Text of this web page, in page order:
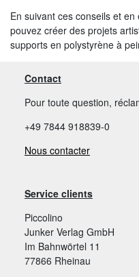
En suivant ces conseils et
pouvez créer des projets
supports en polystyrène à
Contact
Pour toute question,
+49 7844 918839-0
Nous contacter
Service clients
Piccolino
Junker Verlag GmbH
Im Bahnwörtel 11
77866 Rheinau